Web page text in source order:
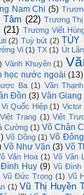
Nam Chi (5)
Tâm (22) Trương
(21) Trương Viết
(2) Tuỳ bút (2) TÙY
Vi (1) TX (1) Út
Vành Khuyên (1)
học nước ngoài (13)
Ba (1) Văn Thạnh
Đồn (3) Vân Giang
Vi Quốc Hiệp (1) Victor
Việt Trang (1) Việt
Cường (1) Võ Chân
Võ Dõng (1) Võ
Võ Như Văn (3) Võ
Văn Hoa (1) Võ Văn
Huy (9) Vũ Đình
Vũ Đức Trọng (1) Vũ
(1) Vũ Thị Huyền